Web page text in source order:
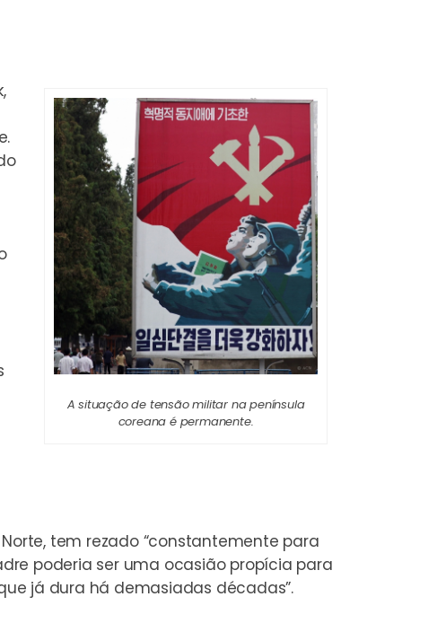
A situação de tensão militar na península
coreana é permanente.
tem rezado “constantemente para
poderia ser uma ocasião propícia para
já dura há demasiadas décadas”.